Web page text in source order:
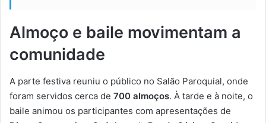
Almoço e baile movimentam a
comunidade
A parte festiva reuniu o público no Salão Paroquial, onde
foram servidos cerca de 700 almoços. À tarde e à noite, o
baile animou os participantes com apresentações de